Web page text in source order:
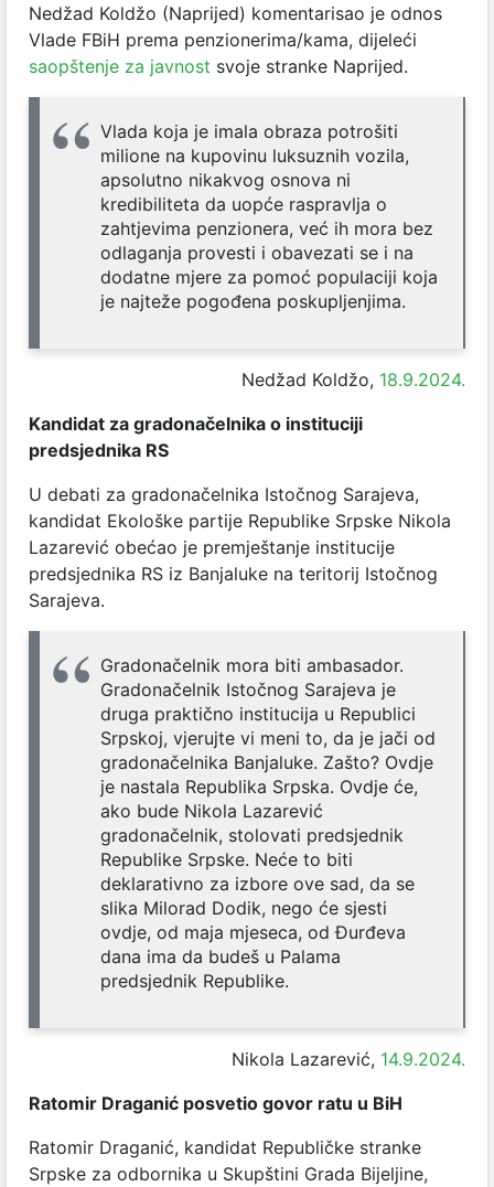
Nedžad Koldžo (Naprijed) komentarisao je odnos
Vlade FBiH prema penzionerima/kama, dijeleći
saopštenje za javnost svoje stranke Naprijed.
Vlada koja je imala obraza potrošiti
milione na kupovinu luksuznih vozila,
apsolutno nikakvog osnova ni
kredibiliteta da uopće raspravlja o
zahtjevima penzionera, već ih mora bez
odlaganja provesti i obavezati se i na
dodatne mjere za pomoć populaciji koja
je najteže pogođena poskupljenjima.
Nedžad Koldžo, 18.9.2024.
Kandidat za gradonačelnika o instituciji
predsjednika RS
U debati za gradonačelnika Istočnog Sarajeva,
kandidat Ekološke partije Republike Srpske Nikola
Lazarević obećao je premještanje institucije
predsjednika RS iz Banjaluke na teritorij Istočnog
Sarajeva.
Gradonačelnik mora biti ambasador.
Gradonačelnik Istočnog Sarajeva je
druga praktično institucija u Republici
Srpskoj, vjerujte vi meni to, da je jači od
gradonačelnika Banjaluke. Zašto? Ovdje
je nastala Republika Srpska. Ovdje će,
ako bude Nikola Lazarević
gradonačelnik, stolovati predsjednik
Republike Srpske. Neće to biti
deklarativno za izbore ove sad, da se
slika Milorad Dodik, nego će sjesti
ovdje, od maja mjeseca, od Đurđeva
dana ima da budeš u Palama
predsjednik Republike.
Nikola Lazarević, 14.9.2024.
Ratomir Draganić posvetio govor ratu u BiH
Ratomir Draganić, kandidat Republičke stranke
Srpske za odbornika u Skupštini Grada Bijeljine,